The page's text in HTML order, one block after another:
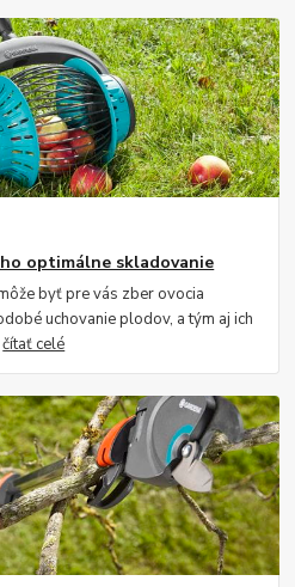
optimálne skladovanie
byť pre vás zber ovocia
uchovanie plodov, a tým aj ich
čítať celé